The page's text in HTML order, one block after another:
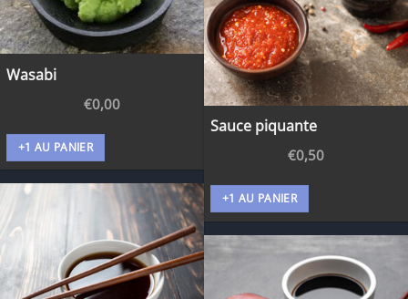
Wasabi
€0,00
+1 AU PANIER
Sauce piquante
€0,50
+1 AU PANIER